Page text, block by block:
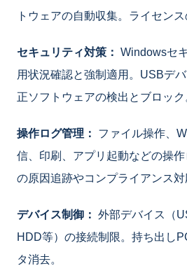
トウェアの自動収集。ライセンス
セキュリティ対策： Windowsセ
用状況確認と強制適用。USBデ
正ソフトウェアの検出とブロック
操作ログ管理：
ファイル操作、
信、印刷、アプリ起動などの操
の原因追跡やコンプライアンス対
デバイス制御： 外部デバイス（
HDD等）の接続制限。持ち出し
タ消去。